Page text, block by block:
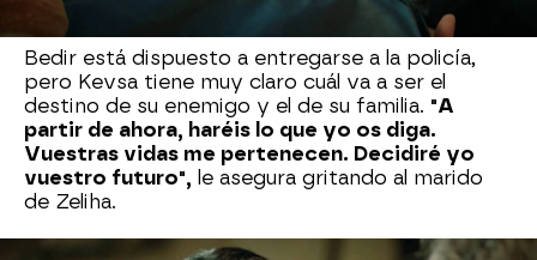
accidentalmente.
Bedir está dispuesto a entregarse a la policía,
pero Kevsa tiene muy claro cuál va a ser el
destino de su enemigo y el de su familia. "A
partir de ahora, haréis lo que yo os diga.
Vuestras vidas me pertenecen. Decidiré yo
vuestro futuro", le asegura gritando al marido
de Zeliha.